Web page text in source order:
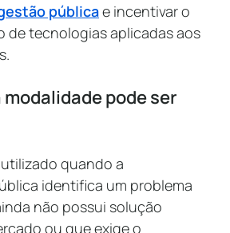
públicae incentivar o
de tecnologias aplicadas aos
pode ser
quando a
identifica um problema
não possui solução
ou que exige o